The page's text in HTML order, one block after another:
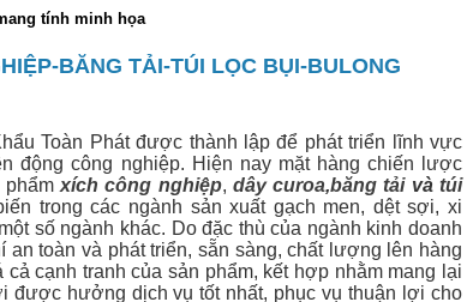
tính minh họa
BĂNG TẢI-TÚI LỌC BỤI-BULONG
Toàn Phát được thành lập để phát triển lĩnh vực
động công nghiệp. Hiện nay mặt hàng chiến lược
phẩm xích công nghiệp, dây curoa,băng tảivàtúi
trong các ngành sản xuất gạch men, dệt sợi, xi
số ngành khác. Do đặc thù của ngành kinh doanh
an toàn và phát triển, sẵn sàng, chất lượng lên hàng
cạnh tranh của sản phẩm, kết hợp nhằm mang lại
được hưởng dịch vụ tốt nhất, phục vụ thuận lợi cho